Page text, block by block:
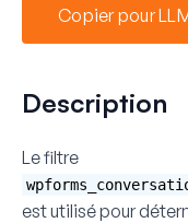
Copier pour
Description
Le filtre
est utilisé pour